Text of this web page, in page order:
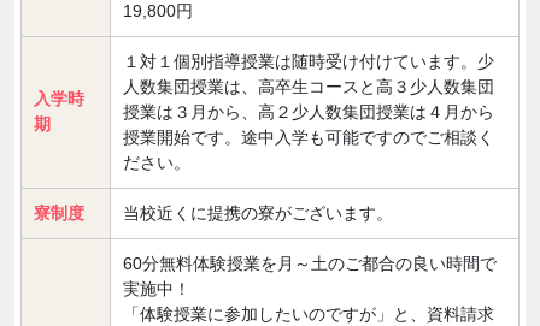
19,800円
入学時
期
１対１個別指導授業は随時受け付けています。少
人数集団授業は、高卒生コースと高３少人数集団
授業は３月から、高２少人数集団授業は４月から
授業開始です。途中入学も可能ですのでご相談く
ださい。
寮制度 当校近くに提携の寮がございます。
60分無料体験授業を月～土のご都合の良い時間で
実施中！
「体験授業に参加したいのですが」と、資料請求